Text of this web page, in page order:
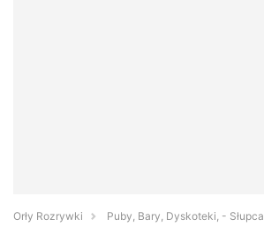
Orły Rozrywki Puby, Bary, Dyskoteki, - Słupca